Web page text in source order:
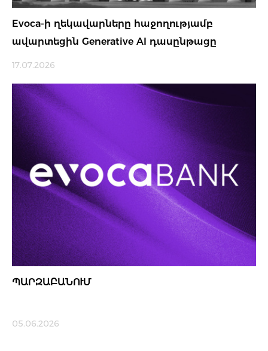
Evoca-ի ղեկավարները հաջողությամբ
ավարտեցին Generative AI դասընթացը
17.07.2026
ՊԱՐԶԱԲԱՆՈՒՄ
05.06.2026